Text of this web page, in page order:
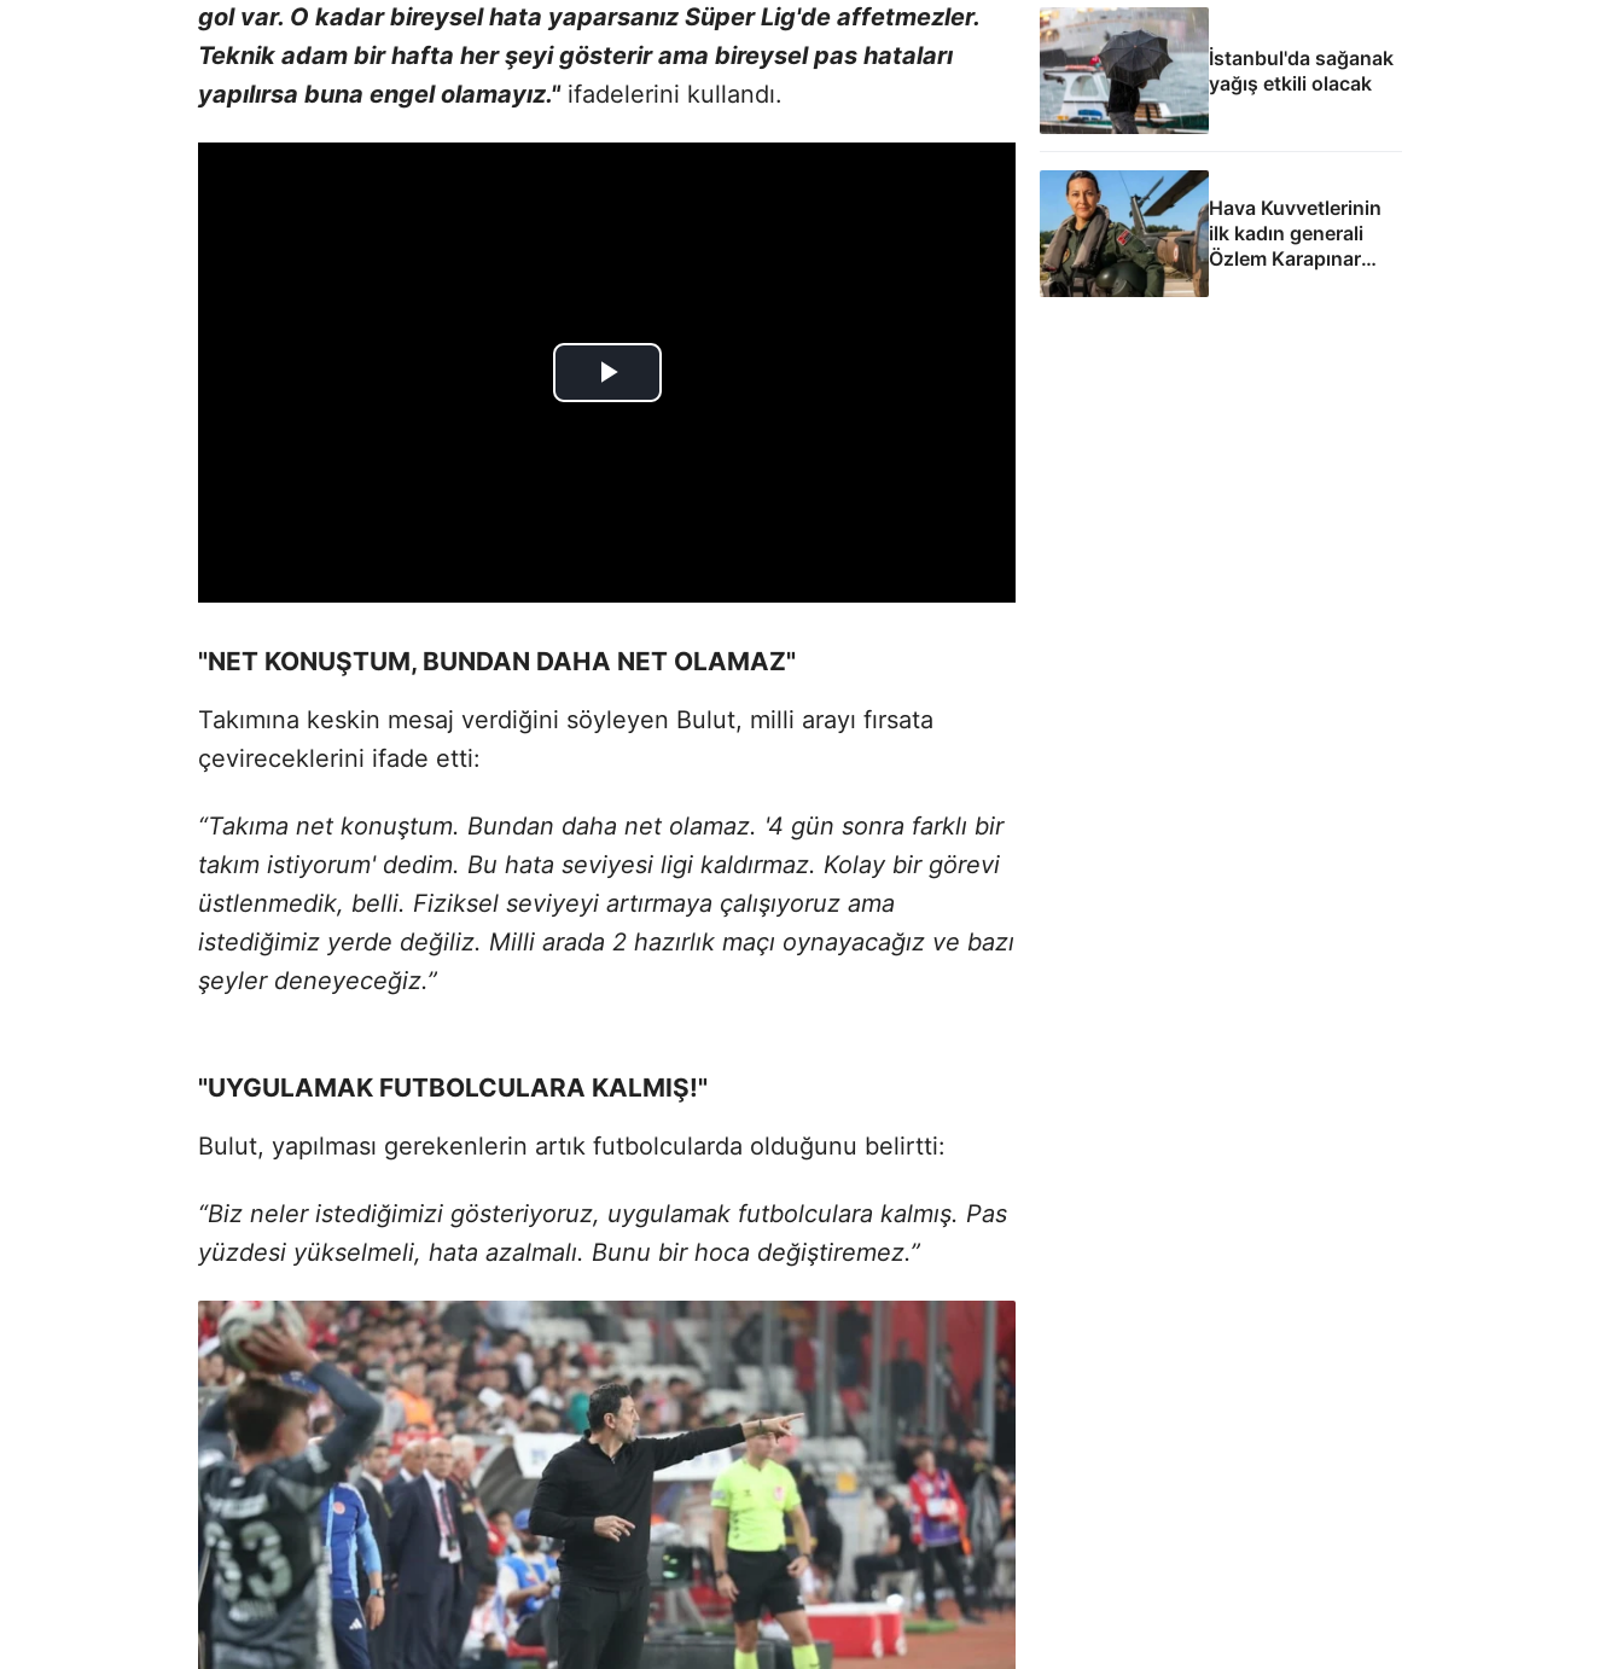
gol var. O kadar bireysel hata yaparsanız Süper Lig'de affetmezler.
Teknik adam bir hafta her şeyi gösterir ama bireysel pas hataları
yapılırsa buna engel olamayız."ifadelerini kullandı.
"NET KONUŞTUM, BUNDAN DAHA NET OLAMAZ"
Takımına keskin mesaj verdiğini söyleyen Bulut, milli arayı fırsata
çevireceklerini ifade etti:
“Takıma net konuştum. Bundan daha net olamaz. '4 gün sonra farklı bir
takım istiyorum' dedim. Bu hata seviyesi ligi kaldırmaz. Kolay bir görevi
üstlenmedik, belli. Fiziksel seviyeyi artırmaya çalışıyoruz ama
istediğimiz yerde değiliz. Milli arada 2 hazırlık maçı oynayacağız ve bazı
şeyler deneyeceğiz.”
"UYGULAMAK FUTBOLCULARA KALMIŞ!"
Bulut, yapılması gerekenlerin artık futbolcularda olduğunu belirtti:
“Biz neler istediğimizi gösteriyoruz, uygulamak futbolculara kalmış. Pas
yüzdesi yükselmeli, hata azalmalı. Bunu bir hoca değiştiremez.”
İstanbul'da sağanak
yağış etkili olacak
Hava Kuvvetlerinin
ilk kadın generali
Özlem Karapınar
Paşa: Çanakkale